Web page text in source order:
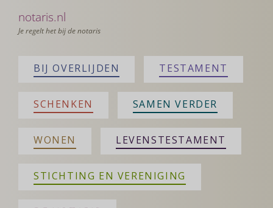
notaris.nl
Je regelt het bij de notaris
BIJ OVERLIJDEN TESTAMENT
SCHENKEN SAMEN VERDER
WONEN LEVENSTESTAMENT
STICHTING EN VERENIGING